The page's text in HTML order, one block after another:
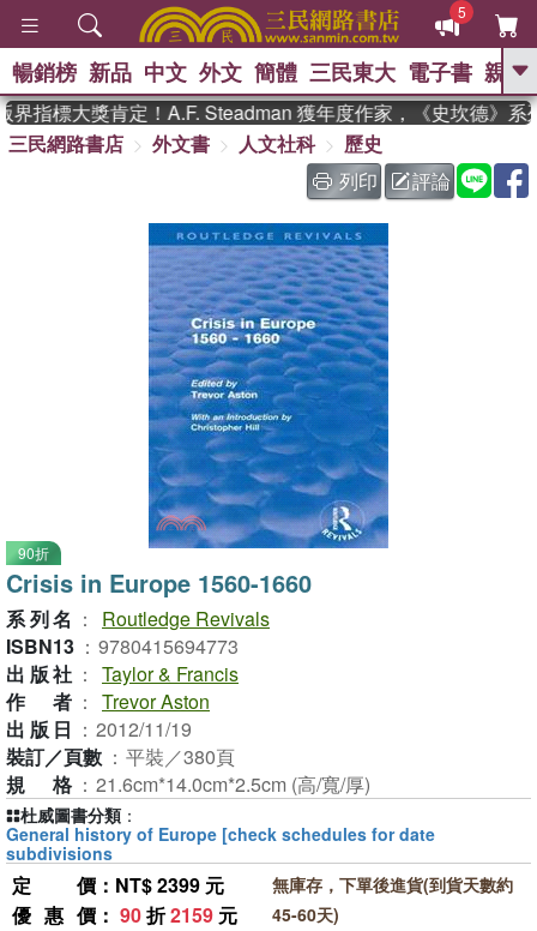
5
GO
熱搜： 東野圭吾 、
、 如果歷史是一群喵 、 暑期
國際布克獎 臺灣漫遊錄 、 方
念華 、 台灣的李登輝時代
孩：黎曼猜想 、 偉大的迷走神經
暢銷榜 新品 中文 外文 簡體 三民東大 電子書 親子
指標大獎肯定！A.F. Steadman 獲年度作家，《史坎德》系
三民網路書店
外文書 人文社科
歷史
列印
評論
90折
Crisis in Europe 1560-1660
系列名 ：
Routledge Revivals
ISBN13 ： 9780415694773
出版社 ： Taylor & Francis
作者 ： Trevor Aston
出版日 ： 2012/11/19
裝訂／頁數 ： 平裝／380頁
規格 ： 21.6cm*14.0cm*2.5cm (高/寬/厚)
定價 ：NT$ 2399 元
優惠價 ： 90折2159 元
無庫存，下單後進貨(到貨天數約
45-60天)
杜威圖書分類 ：
General history of Europe [check schedules for date
subdivisions